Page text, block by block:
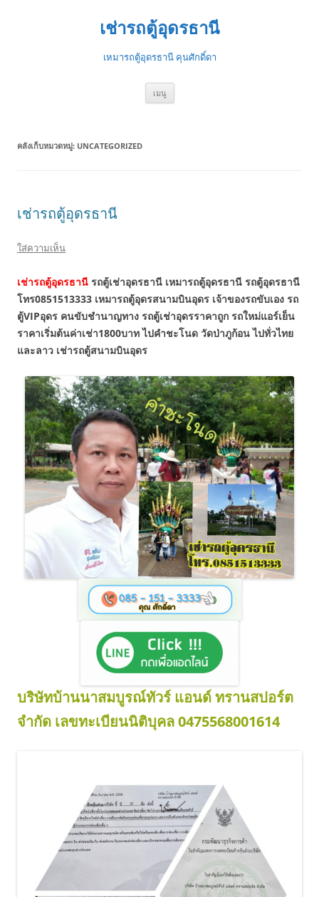
เช่ารถตู้อุดรธานี
เหมารถตู้อุดรธานี คุนศักดิ์ดา
เมนู
คลังเก็บหมวดหมู่: UNCATEGORIZED
เช่ารถตู้อุดรธานี
ใส่ความเห็น
เช่ารถตู้อุดรธานี รถตู้เช่าอุดรธานี เหมารถตู้อุดรธานี รถตู้อุดรธานี
โทร0851513333 เหมารถตู้อุดรสนามบินอุดร เจ้าของรถขับเอง รถ
ตู้VIPอุดร คนขับชำนาญทาง รถตู้เช่าอุดรราคาถูก รถใหม่แอร์เย็น
ราคาเริ่มต้นค่าเช่า1800บาท ไปคำชะโนด วัดป่าภูก้อน ไปทั่วไทย
และลาว เช่ารถตู้สนามบินอุดร
บริษัทบ้านนาสมบูรณ์ทัวร์ แอนด์ ทรานสปอร์ต
จำกัด เลขทะเบียนนิติบุคล 0475568001614